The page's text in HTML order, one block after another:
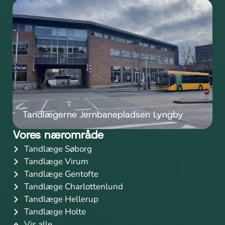
Tandlægerne Jernbanepladsen Lyngby
Vores nærområde
Tandlæge Søborg
Tandlæge Virum
Tandlæge Gentofte
Tandlæge Charlottenlund
Tandlæge Hellerup
Tandlæge Holte